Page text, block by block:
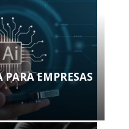
PARA EMPRESAS